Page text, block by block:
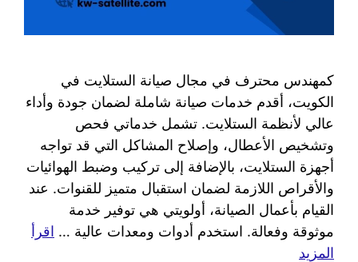
كمهندس محترف في مجال صيانة الستلايت في
الكويت، أقدم خدمات صيانة شاملة لضمان جودة وأداء
عالي لأنظمة الستلايت. تشمل خدماتي فحص
وتشخيص الأعطال، وإصلاح المشاكل التي قد تواجه
أجهزة الستلايت، بالإضافة إلى تركيب وضبط الهوائيات
والأقراص اللازمة لضمان استقبال متميز للقنوات. عند
القيام بأعمال الصيانة، أولويتي هي توفير خدمة
موثوقة وفعالة. استخدم أدوات ومعدات عالية … اقرأ
المزيد